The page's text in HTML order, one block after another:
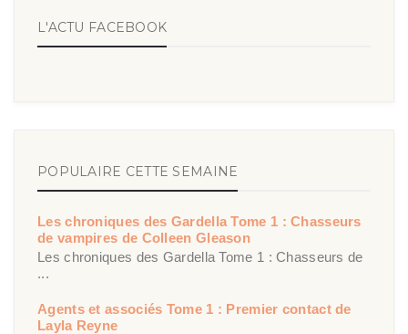
L'ACTU FACEBOOK
POPULAIRE CETTE SEMAINE
Les chroniques des Gardella Tome 1 : Chasseurs
de vampires de Colleen Gleason
Les chroniques des Gardella Tome 1 : Chasseurs de
...
Agents et associés Tome 1 : Premier contact de
Layla Reyne